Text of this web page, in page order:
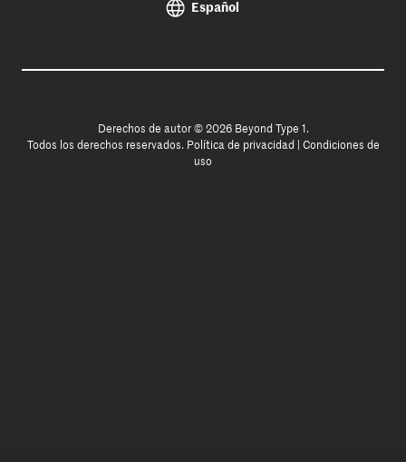
Español
Derechos de autor © 2026 Beyond Type 1.
Todos los derechos reservados. Política de privacidad
Condiciones de
uso